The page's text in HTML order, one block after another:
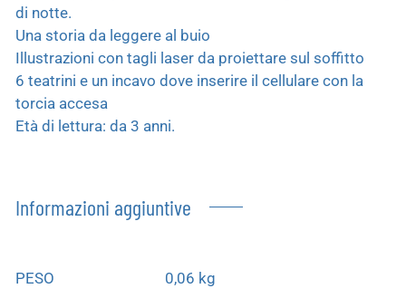
di notte.
Una storia da leggere al buio
Illustrazioni con tagli laser da proiettare sul soffitto
6 teatrini e un incavo dove inserire il cellulare con la
torcia accesa
Età di lettura: da 3 anni.
Informazioni aggiuntive
PESO 0,06 kg